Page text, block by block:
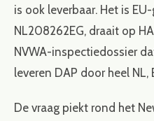
is ook leverbaar. Het is
NL208262EG, draait op
NVWA-inspectiedossier
leveren DAP door heel NL,
De vraag piekt rond het